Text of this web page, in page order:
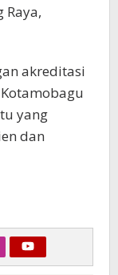
Raya,
akreditasi
yang
dan